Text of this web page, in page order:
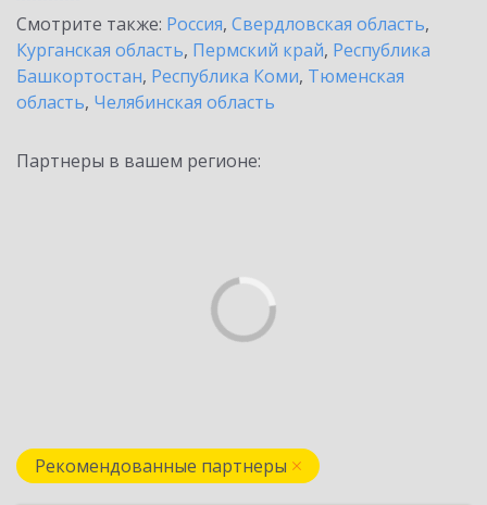
Смотрите также: Россия, Свердловская область,
Курганская область, Пермский край, Республика
Башкортостан, Республика Коми, Тюменская
область, Челябинская область
Партнеры в вашем регионе:
Рекомендованные партнеры